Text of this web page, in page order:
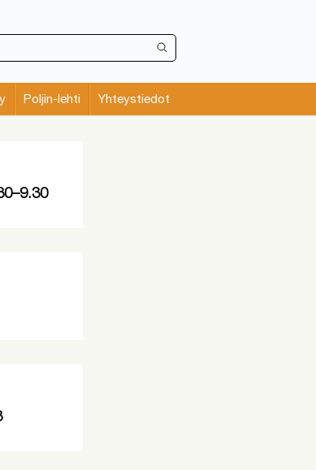
Poljin-lehti Yhteystiedot